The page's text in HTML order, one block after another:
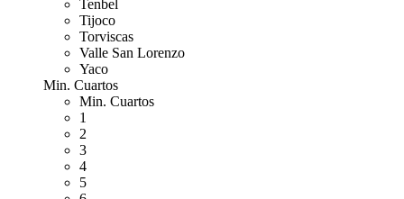
Tenbel
Tijoco
Torviscas
Valle San Lorenzo
Yaco
Min. Cuartos
Min. Cuartos
1
2
3
4
5